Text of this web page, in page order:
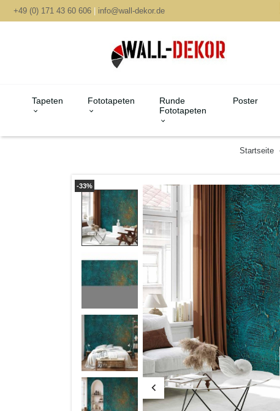
+49 (0) 171 43 60 606 | info@wall-dekor.de
Tapeten Fototapeten
Runde
Fototapeten
Poster
Startseite
-33%